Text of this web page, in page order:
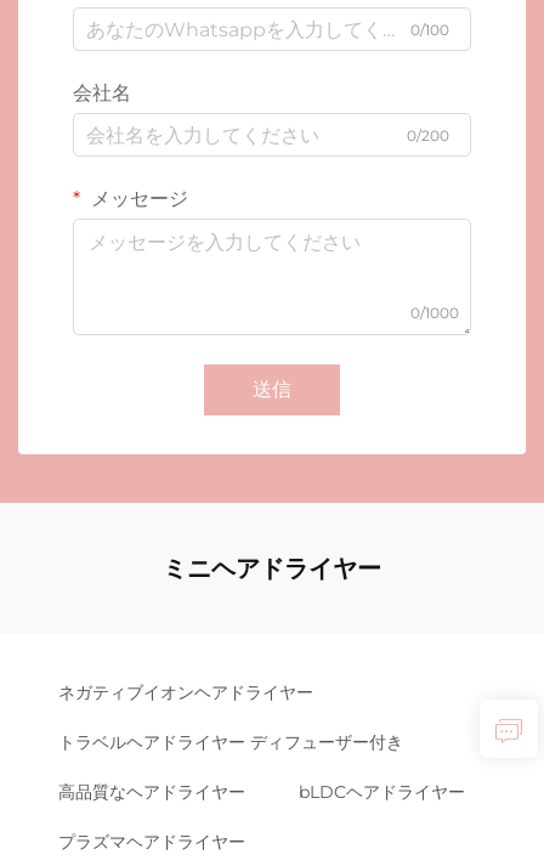
0/100
会社名
0/200
メッセージ
0/1000
送信
ミニヘアドライヤー
ネガティブイオンヘアドライヤー
トラベルヘアドライヤー ディフューザー付き
高品質なヘアドライヤー bLDCヘアドライヤー
プラズマヘアドライヤー